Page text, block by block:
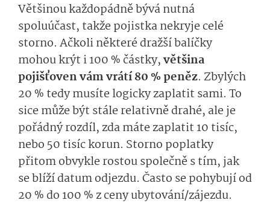
Většinou každopádně bývá nutná
spoluúčast, takže pojistka nekryje celé
storno. Ačkoli některé dražší balíčky
mohou krýt i 100 % částky,většina
pojišťoven vám vrátí 80 % peněz. Zbylých
20 % tedy musíte logicky zaplatit sami. To
sice může být stále relativně drahé, ale je
pořádný rozdíl, zda máte zaplatit 10 tisíc,
nebo 50 tisíc korun. Storno poplatky
přitom obvykle rostou společně s tím, jak
se blíží datum odjezdu. Často se pohybují od
20 % do 100 % z ceny ubytování/zájezdu.